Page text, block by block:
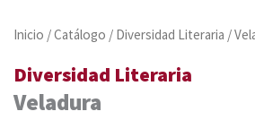
Inicio /Catálogo / Diversidad Literaria /
Diversidad Literaria
Veladura